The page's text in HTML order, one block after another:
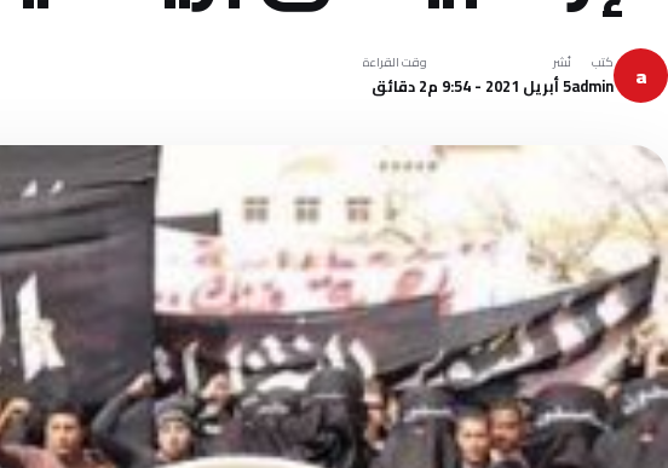
a كتب
admin
نُشر
5 أبريل 2021 - 9:54 م
وقت القراءة
2 دقائق